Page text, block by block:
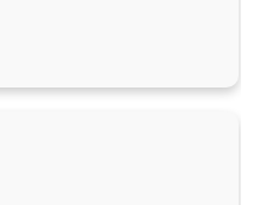
готова. Остались
Ренессанс
работу!